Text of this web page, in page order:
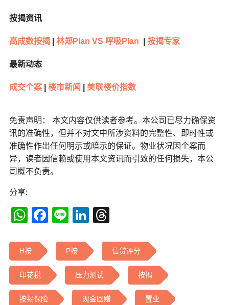
按揭资讯
高成数按揭| 林郑Plan VS 呼吸Plan 按揭专家
最新动态
成交个案 楼市新闻 美联楼价指数
免责声明： 本文内容仅供读者参考。本公司已尽力确保资
讯的准确性，但并不对文中所涉资料的完整性、即时性或
准确性作出任何明示或暗示的保证。物业状况因个案而
异，读者因信赖或使用本文资讯而引致的任何损失，本公
司概不负责。
分享:
WhatsApp
Facebook
LineLinkedIn
H按 P按 信贷评分
印花税 压力测试 按揭
按揭保险 现金回赠 置业